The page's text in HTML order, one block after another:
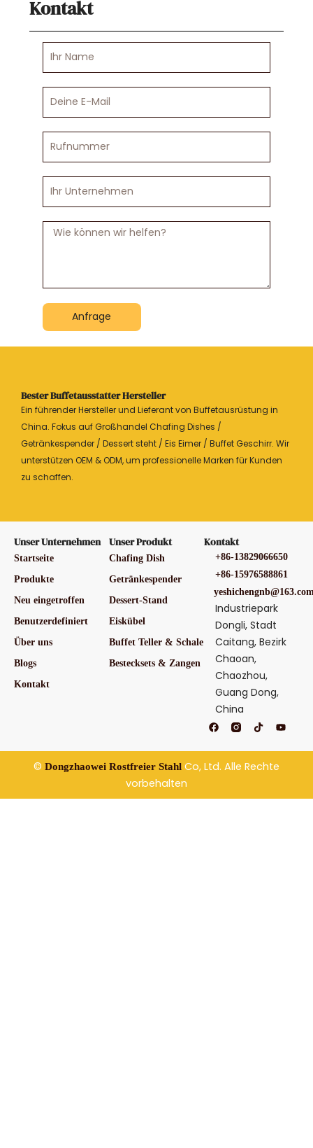
Kontakt
Name
E-
Unternehmen
Nachricht
Anfrage
Bester Buffetausstatter Hersteller
Ein führender Hersteller und Lieferant von Buffetausrüstung in
China. Fokus auf Großhandel Chafing Dishes /
Getränkespender / Dessert steht / Eis Eimer / Buffet Geschirr. Wir
unterstützen OEM & ODM, um professionelle Marken für Kunden
zu schaffen.
Unser Unternehmen
Startseite
Produkte
Neu eingetroffen
Benutzerdefiniert
Über uns
Blogs
Kontakt
Unser Produkt
Chafing Dish
Getränkespender
Dessert-Stand
Eiskübel
Buffet Teller & Schale
Bestecksets & Zangen
Kontakt
+86-13829066650
+86-15976588861
Industriepark
Dongli, Stadt
Caitang, Bezirk
Chaoan,
Chaozhou,
Guang Dong,
China
F
a
e
b
o
T
i
t
k
Y
o
t
© Dongzhaowei Rostfreier Stahl Co, Ltd. Alle Rechte
vorbehalten